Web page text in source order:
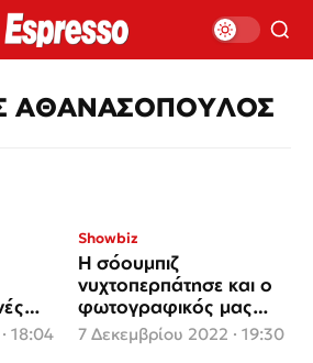
ΑΘΑΝΑΣΟΠΟΥΛΟΣ
18:04
Showbiz
Η σόουμπιζ
νυχτοπερπάτησε και ο
φωτογραφικός μας
φακός τους
απαθανάτισε
7 Δεκεμβρίου 2022 · 19:30